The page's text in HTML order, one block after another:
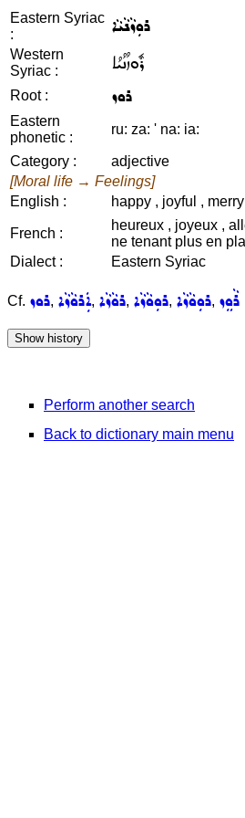
Eastern Syriac
:
ܪܘܼܙܵܢܵܝܵܐ
Western
Syriac :
ܪܽܘܙܳܢܳܝܳܐ
Root : ܪܘܙ
Eastern
phonetic :
ru: za: ' na: ia:
Category :
adjective
[Moral life → Feelings]
English :
happy , joyful ,
French :
heureux , joyeux ,
ne tenant plus en
Dialect :
Eastern Syriac
Cf. ܪܘܙ, ܐܲܪܘܵܙܵܐ, ܪܘܵܙܵܐ, ܪܘܼܘܵܙܵܐ, ܪܘܼܘܵܙܵܐ, ܪܵܘܸܙ
Perform another search
Back to dictionary main menu